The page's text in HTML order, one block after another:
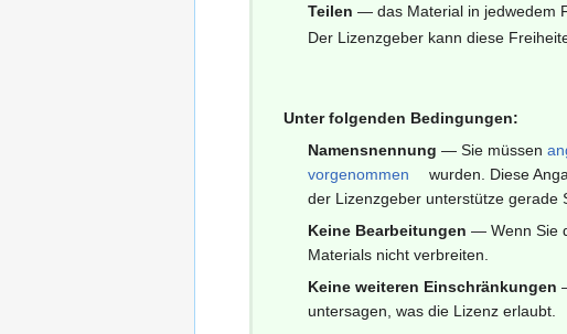
Teilen — das Material in jedwedem
Der Lizenzgeber kann diese
Unter folgenden Bedingungen:
Namensnennung — Sie müssen
vorgenommen
wurden. Diese
der Lizenzgeber unterstütze gerade
Keine Bearbeitungen — Wenn Sie
Materials nicht verbreiten.
Keine weiteren Einschränkungen
untersagen, was die Lizenz erlaubt.